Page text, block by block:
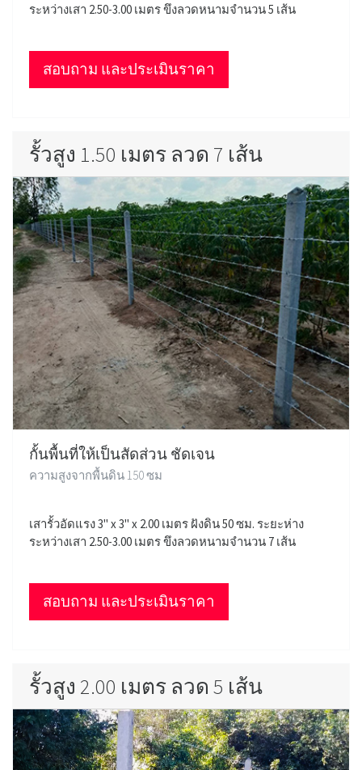
ระหว่างเสา 2.50-3.00 เมตร ขึงลวดหนามจำนวน 5 เส้น
สอบถาม และประเมินราคา
รั้วสูง 1.50 เมตร ลวด 7 เส้น
กั้นพื้นที่ให้เป็นสัดส่วน ชัดเจน
ความสูงจากพื้นดิน 150 ซม
เสารั้วอัดแรง 3" x 3" x 2.00 เมตร ฝังดิน 50 ซม. ระยะห่าง
ระหว่างเสา 2.50-3.00 เมตร ขึงลวดหนามจำนวน 7 เส้น
สอบถาม และประเมินราคา
รั้วสูง 2.00 เมตร ลวด 5 เส้น